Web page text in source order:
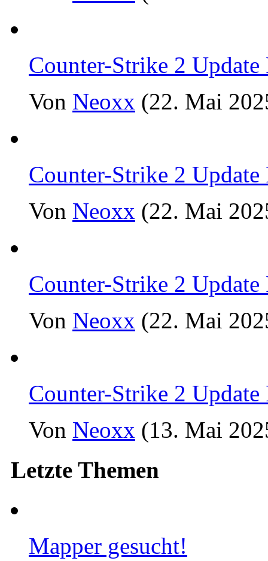
Counter-Strike 2 Update
Von Neoxx (22. Mai
Counter-Strike 2 Update
Von Neoxx (22. Mai
Counter-Strike 2 Update
Von Neoxx (22. Mai
Counter-Strike 2 Update
Von Neoxx (13. Mai
Letzte Themen
Mapper gesucht!